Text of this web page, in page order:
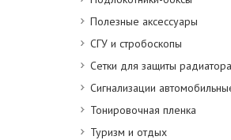
Полезные аксессуары
СГУ и стробоскопы
Сетки для защиты радиатора
Сигнализации
Тонировочная пленка
Туризм и отдых